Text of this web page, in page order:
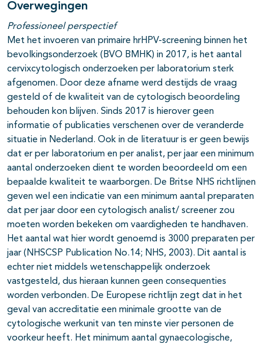
Overwegingen
Professioneel perspectief
Met het invoeren van primaire hrHPV-screening binnen het
bevolkingsonderzoek (BVO BMHK) in 2017, is het aantal
cervixcytologisch onderzoeken per laboratorium sterk
afgenomen. Door deze afname werd destijds de vraag
gesteld of de kwaliteit van de cytologisch beoordeling
behouden kon blijven. Sinds 2017 is hierover geen
informatie of publicaties verschenen over de veranderde
situatie in Nederland. Ook in de literatuur is er geen bewijs
dat er per laboratorium en per analist, per jaar een minimum
aantal onderzoeken dient te worden beoordeeld om een
bepaalde kwaliteit te waarborgen. De Britse NHS richtlijnen
geven wel een indicatie van een minimum aantal preparaten
dat per jaar door een cytologisch analist/ screener zou
moeten worden bekeken om vaardigheden te handhaven.
Het aantal wat hier wordt genoemd is 3000 preparaten per
jaar (NHSCSP Publication No.14; NHS, 2003). Dit aantal is
echter niet middels wetenschappelijk onderzoek
vastgesteld, dus hieraan kunnen geen consequenties
worden verbonden. De Europese richtlijn zegt dat in het
geval van accreditatie een minimale grootte van de
cytologische werkunit van ten minste vier personen de
voorkeur heeft. Het minimum aantal gynaecologische,